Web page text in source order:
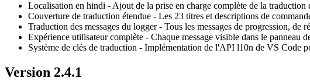
Localisation en hindi - Ajout de la prise en charge complète de la
Couverture de traduction étendue - Les 23 titres et descriptions de
Traduction des messages du logger- Tous les messages de progression, de
Expérience utilisateur complète - Chaque message visible dans le panneau
Système de clés de traduction - Implémentation de l'API l10n de VS Code
Version 2.4.1